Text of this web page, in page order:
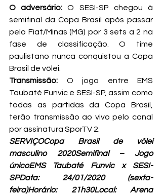
O adversário: O SESI-SP chegou à
semifinal da Copa Brasil após passar
pelo Fiat/Minas (MG) por 3 sets a 2 na
fase de classificação. O time
paulistano nunca conquistou a Copa
Brasil de vôlei.
Transmissão: O jogo entre EMS
Taubaté Funvic e SESI-SP, assim como
todas as partidas da Copa Brasil,
terão transmissão ao vivo pelo canal
por assinatura SporTV 2.
SERVIÇOCopa Brasil de vôlei
masculino 2020Semifinal – Jogo
únicoEMS Taubaté Funvic x SESI-
SPData: 24/01/2020 (sexta-
feira)Horário: 21h30Local: Arena